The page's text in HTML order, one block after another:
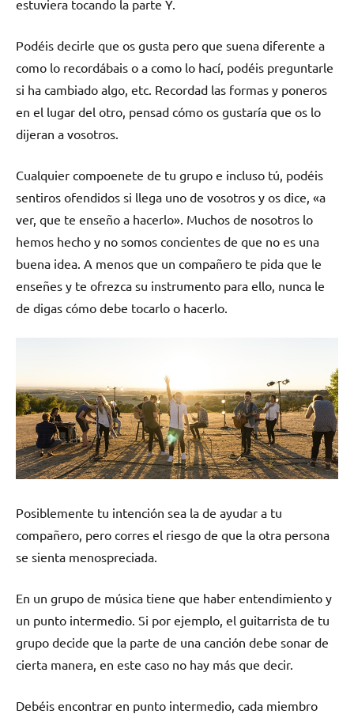
estuviera tocando la parte Y.
Podéis decirle que os gusta pero que suena diferente a
como lo recordábais o a como lo hací, podéis preguntarle
si ha cambiado algo, etc. Recordad las formas y poneros
en el lugar del otro, pensad cómo os gustaría que os lo
dijeran a vosotros.
Cualquier compoenete de tu grupo e incluso tú, podéis
sentiros ofendidos si llega uno de vosotros y os dice, «a
ver, que te enseño a hacerlo». Muchos de nosotros lo
hemos hecho y no somos concientes de que no es una
buena idea. A menos que un compañero te pida que le
enseñes y te ofrezca su instrumento para ello, nunca le
de digas cómo debe tocarlo o hacerlo.
Posiblemente tu intención sea la de ayudar a tu
compañero, pero corres el riesgo de que la otra persona
se sienta menospreciada.
En un grupo de música tiene que haber entendimiento y
un punto intermedio. Si por ejemplo, el guitarrista de tu
grupo decide que la parte de una canción debe sonar de
cierta manera, en este caso no hay más que decir.
Debéis encontrar en punto intermedio, cada miembro